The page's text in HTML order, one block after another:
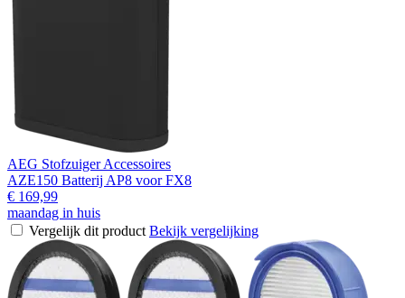
AEG Stofzuiger Accessoires
AZE150 Batterij AP8 voor FX8
€ 169,99
maandag in huis
Vergelijk dit product Bekijk vergelijking